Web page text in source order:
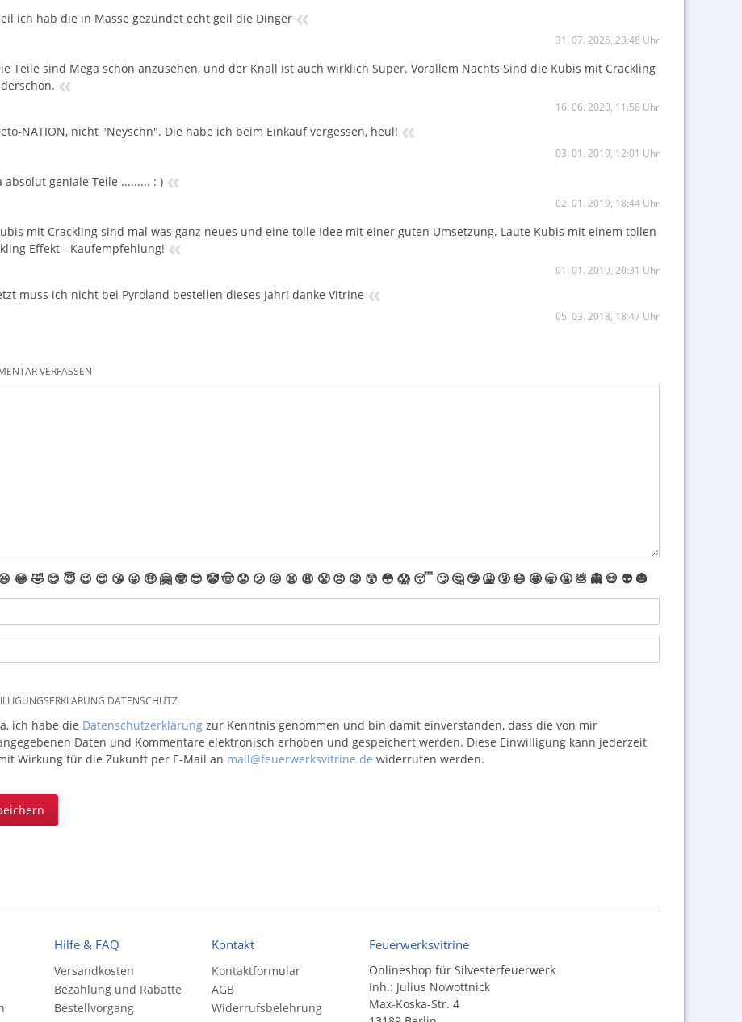
ich hab die in Masse gezündet echt geil die Dinger «
31. 07. 2026, 23:48 Uhr
Teile sind Mega schön anzusehen, und der Knall ist auch wirklich Super. Vorallem Nachts Sind die Kubis mit Crackling
«
16. 06. 2020, 11:58 Uhr
NATION, nicht "Neyschn". Die habe ich beim Einkauf vergessen, heul! «
03. 01. 2019, 12:01 Uhr
absolut geniale Teile ......... : ) «
02. 01. 2019, 18:44 Uhr
mit Crackling sind mal was ganz neues und eine tolle Idee mit einer guten Umsetzung. Laute Kubis mit einem tollen
Effekt - Kaufempfehlung! «
01. 01. 2019, 20:31 Uhr
muss ich nicht bei Pyroland bestellen dieses Jahr! danke Vitrine «
05. 03. 2018, 18:47 Uhr
VERFASSEN
😂🤣 😊 😇 😉 😍 😘 😜 🤑 🤗 🤓 😎 🤡🤠 😟 😕 😖 😫 😩 😤 😠 😡 😲 😳 😱 😴 🙄 🤔 🤥 🤮 🤧 😷 🤩 🥱 🤬 💩 👻 💀 👽 🎃
DATENSCHUTZ
ich habe die Datenschutzerklärungzur Kenntnis genommen und bin damit einverstanden, dass die von mir
Daten und Kommentare elektronisch erhoben und gespeichert werden. Diese Einwilligung kann jederzeit
Wirkung für die Zukunft per E-Mail an mail@feuerwerksvitrine.de widerrufen werden.
Hilfe & FAQ
Versandkosten
Bezahlung und Rabatte
Bestellvorgang
Kontakt
Kontaktformular
AGB
Widerrufsbelehrung
Feuerwerksvitrine
Onlineshop für Silvesterfeuerwerk
Inh.: Julius Nowottnick
Max-Koska-Str. 4